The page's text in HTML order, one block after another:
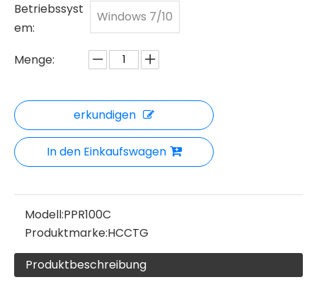
Betriebssyst
em:
Windows 7/10
Menge:
erkundigen
In den Einkaufswagen
Modell:PPR100C
Produktmarke:HCCTG
Produktbeschreibung